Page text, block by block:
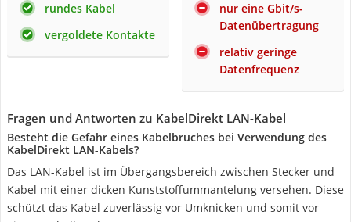
rundes Kabel
vergoldete Kontakte
nur eine Gbit/s-
Datenübertragung
relativ geringe
Datenfrequenz
Fragen und Antworten zu KabelDirekt LAN-Kabel
Besteht die Gefahr eines Kabelbruches bei Verwendung des
KabelDirekt LAN-Kabels?
Das LAN-Kabel ist im Übergangsbereich zwischen Stecker und
Kabel mit einer dicken Kunststoffummantelung versehen. Diese
schützt das Kabel zuverlässig vor Umknicken und somit vor